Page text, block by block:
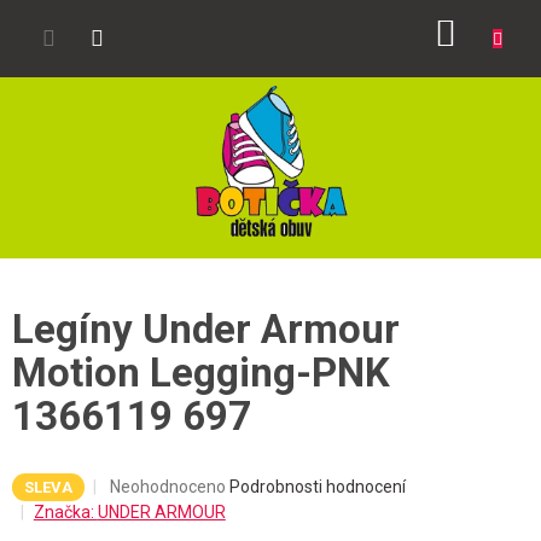
Legíny Under Armour
Motion Legging-PNK
1366119 697
SLEVA
Průměrné
hodnocení
Neohodnoceno Podrobnosti hodnocení
Značka: UNDER ARMOUR